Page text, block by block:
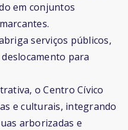
em conjuntos
serviços públicos,
para
o Centro Cívico
e culturais, integrando
arborizadas e